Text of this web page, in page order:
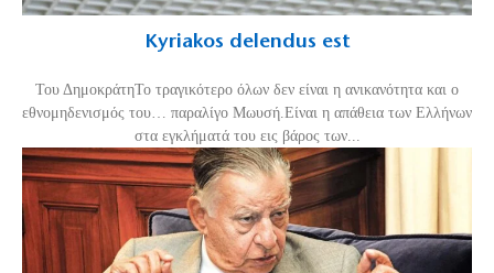
Kyriakos delendus est
Του ΔημοκράτηΤο τραγικότερο όλων δεν είναι η ανικανότητα και ο
εθνομηδενισμός του… παραλίγο Μωυσή.Είναι η απάθεια των Ελλήνων
στα εγκλήματά του εις βάρος των...